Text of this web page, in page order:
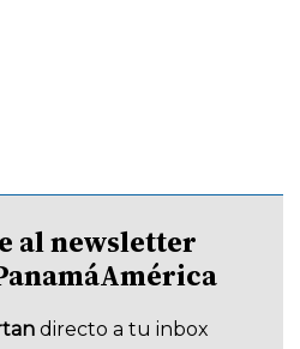
al newsletter
directo a tu inbox